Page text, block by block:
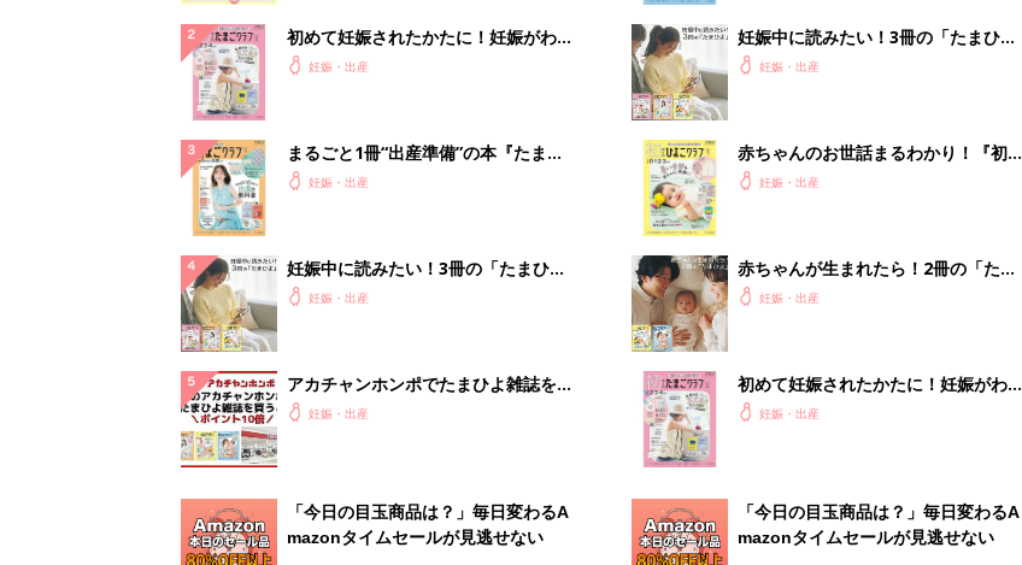
初めて妊娠されたかたに！妊娠がわか
ったら最初に読む本『初めてのたまご
妊娠・出産
まるごと1冊“出産準備”の本『たまご
クラブ 夏号』〈スペシャル大特集〉
妊娠・出産
妊娠中に読みたい！3冊の「たまひ
よ」妊娠・出産
アカチャンホンポでたまひよ雑誌を買
うとポイント10倍【期間限定】
妊娠・出産
「今日の目玉商品は？」毎日変わるA
mazonタイムセールが見逃せない
妊娠中に読みたい！3冊の「たまひ
よ」妊娠・出産
赤ちゃんのお世話まるわかり！『初め
てのひよこクラブ 夏号』〈巻頭大特
妊娠・出産
赤ちゃんが生まれたら！2冊の「たま
ひよ」
妊娠・出産
初めて妊娠されたかたに！妊娠がわか
ったら最初に読む本『初めてのたまご
妊娠・出産
「今日の目玉商品は？」毎日変わるA
mazonタイムセールが見逃せない